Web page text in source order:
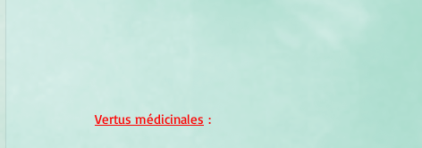
Vertus médicinales :